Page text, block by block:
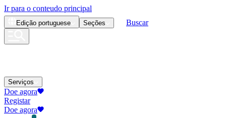
Ir para o conteudo principal
Edição portuguese Seções Buscar
Serviços
Doe agora
Registar
Doe agora